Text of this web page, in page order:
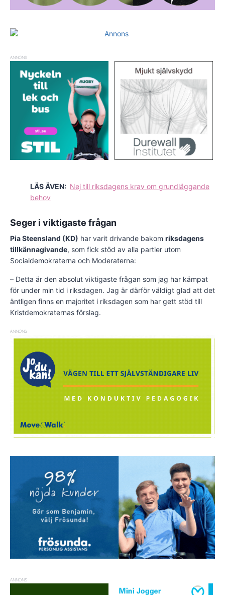
ANNONS
LÄS ÄVEN: Nej till riksdagens krav om grundläggande
behov
Seger i viktigaste frågan
Pia Steensland (KD) har varit drivande bakom riksdagens
tillkännagivande, som fick stöd av alla partier utom
Socialdemokraterna och Moderaterna:
– Detta är den absolut viktigaste frågan som jag har kämpat
för under min tid i riksdagen. Jag är därför väldigt glad att det
äntligen finns en majoritet i riksdagen som har gett stöd till
Kristdemokraternas förslag.
ANNONS
ANNONS